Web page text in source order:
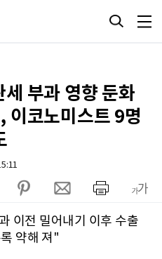
부과 영향 둔화
이코노미스트 9명
이전 밀어내기 이후 수출
약해 져"